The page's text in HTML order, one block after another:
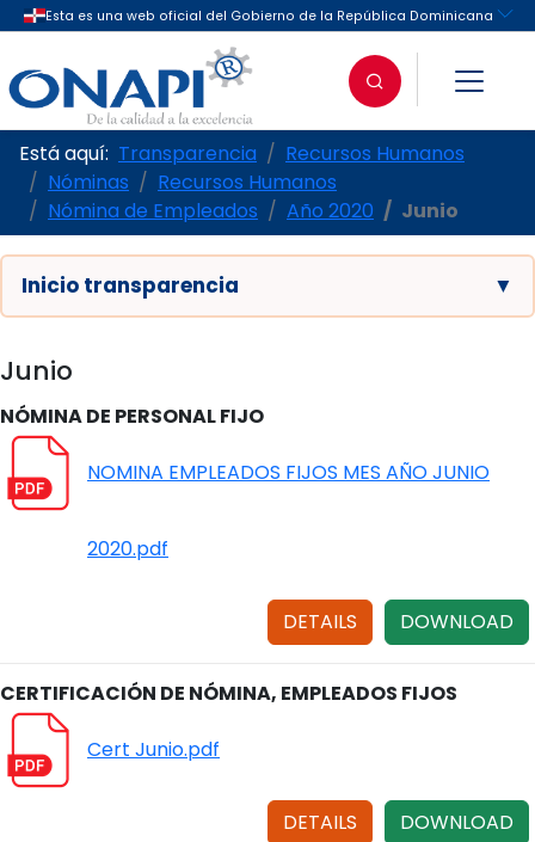
Está aquí: Transparencia
Recursos Humanos
Nóminas
Recursos Humanos
Nómina de Empleados
Año 2020 Junio
Inicio transparencia ▼
Junio
NÓMINA DE PERSONAL FIJO
NOMINA EMPLEADOS FIJOS MES AÑO JUNIO
2020.pdf
DOWNLOAD
DETAILS
CERTIFICACIÓN DE NÓMINA, EMPLEADOS FIJOS
Cert Junio.pdf
DOWNLOAD
DETAILS